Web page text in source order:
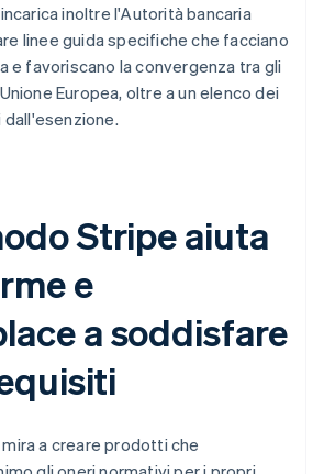
inoltre l'Autorità bancaria
linee guida specifiche che facciano
e favoriscano la convergenza tra gli
Europea, oltre a un elenco dei
Stripe aiuta
e
a soddisfare
a creare prodotti che